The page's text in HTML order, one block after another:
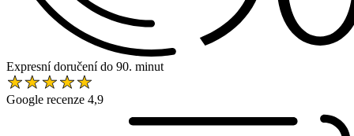
Expresní doručení do 90. minut
Google recenze 4,9